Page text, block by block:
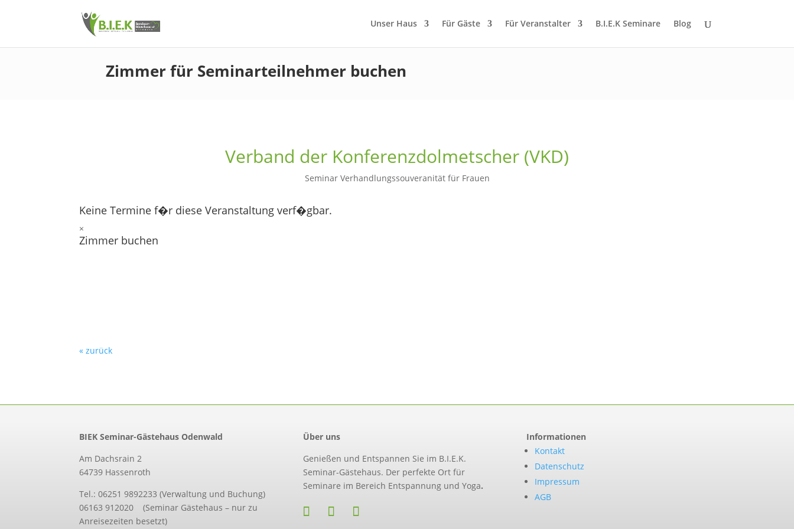
Unser Haus Für Gäste Für Veranstalter B.I.E.K Seminare Blog
Zimmer für Seminarteilnehmer buchen
Verband der Konferenzdolmetscher (VKD)
Seminar Verhandlungssouveranität für Frauen
Keine Termine f�r diese Veranstaltung verf�gbar.
×
Zimmer buchen
« zurück
BIEK Seminar-Gästehaus Odenwald
Am Dachsrain 2
64739 Hassenroth
Tel.: 06251 9892233 (Verwaltung und Buchung)
06163 912020 (Seminar Gästehaus – nur zu
Anreisezeiten besetzt)
Über uns
Genießen und Entspannen Sie im B.I.E.K.
Seminar-Gästehaus. Der perfekte Ort für
Seminare im Bereich Entspannung und Yoga.
Informationen
Kontakt
Datenschutz
Impressum
AGB